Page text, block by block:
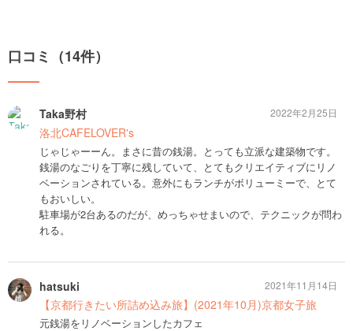
口コミ（14件）
Taka野村
洛北CAFELOVER's
じゃじゃーーん。まさに昔の銭湯。とっても立派な建築物です。
銭湯のなごりを丁寧に残していて、とてもクリエイティブにリノ
ベーションされている。意外にもランチがボリューミーで、とて
もおいしい。
駐車場が2台あるのだが、めっちゃせまいので、テクニックが問わ
れる。
2022年2月25日
hatsuki
【京都行きたい所詰め込み旅】(2021年10月)京都女子旅
元銭湯をリノベーションしたカフェ
2021年11月14日